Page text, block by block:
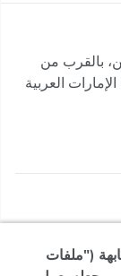
بالقرب من
ديرة، ص ب 7832، دبي، الإمارات العربية
("ملفات